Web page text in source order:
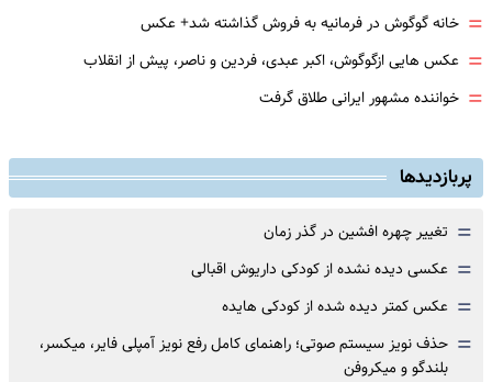
= خانه گوگوش در فرمانیه به فروش گذاشته شد+ عکس
= عکس هایی ازگوگوش، اکبر عبدی، فردین و ناصر، پیش از انقلاب
= خواننده مشهور ایرانی طلاق گرفت
پربازدیدها
= تغییر چهره افشین در گذر زمان
= عکسی دیده نشده از کودکی داریوش اقبالی
= عکس کمتر دیده شده از کودکی هایده
= حذف نویز سیستم صوتی؛ راهنمای کامل رفع نویز آمپلی فایر، میکسر،
بلندگو و میکروفن